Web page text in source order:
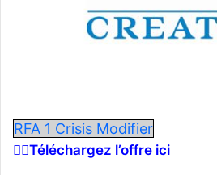
u
n
r
r
RFA 1 Crisis Modifier
👉🏾Téléchargez l’offre ici